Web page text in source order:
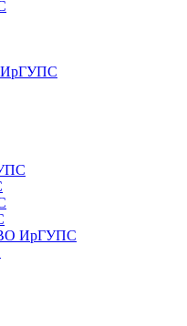
ИрГУПС
ВО ИрГУПС